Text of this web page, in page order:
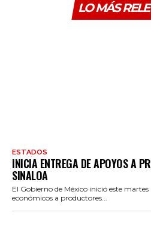
LO MÁS
ESTADOS
INICIA ENTREGA DE APOYOS A
SINALOA
El Gobierno de México inició este
económicos a productores...